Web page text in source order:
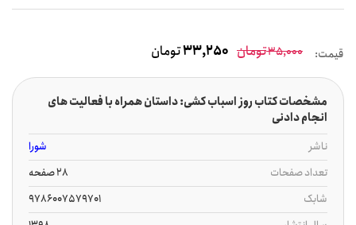
قیمت: 35,000تومان 33,250تومان
مشخصات کتاب روز اسباب کشی: داستان همراه با فعالیت های
انجام دادنی
ناشر
شورا
تعداد صفحات
28 صفحه
شابک
9786007579701